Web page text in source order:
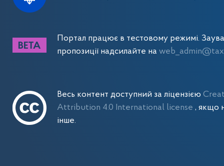
Портал працює в тестовому режимі.
пропозиції надсилайте на
Весь контент доступний за ліцензією
Attribution 4.0 International license, якщо
інше.